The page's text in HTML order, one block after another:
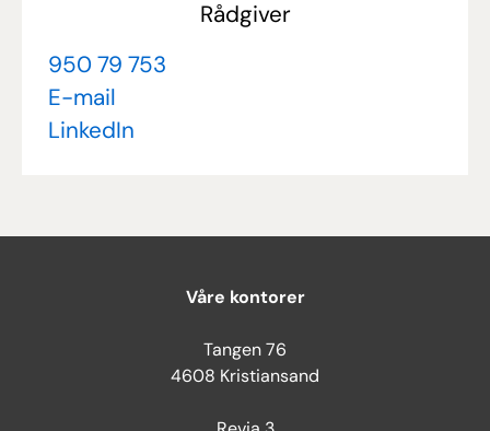
Rådgiver
950 79 753
E-mail
LinkedIn
Våre kontorer
Tangen 76
4608 Kristiansand